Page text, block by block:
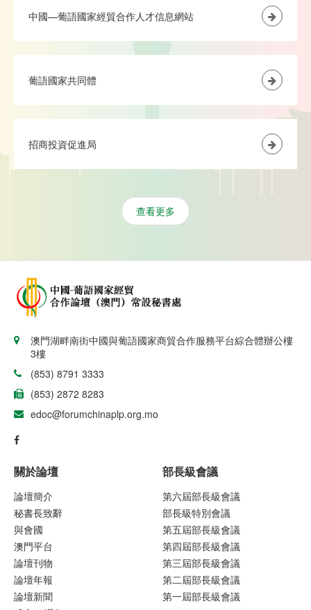
中國—葡語國家經貿合作人才信息網站
葡語國家共同體
招商投資促進局
查看更多
澳門湖畔南街中國與葡語國家商貿合作服務平台綜合體辦公樓
3樓
(853) 8791 3333
(853) 2872 8283
edoc@forumchinaplp.org.mo
關於論壇
論壇簡介
秘書長致辭
與會國
澳門平台
論壇刊物
論壇年報
論壇新聞
部長級會議
第六屆部長級會議
部長級特別會議
第五屆部長級會議
第四屆部長級會議
第三屆部長級會議
第二屆部長級會議
第一屆部長級會議